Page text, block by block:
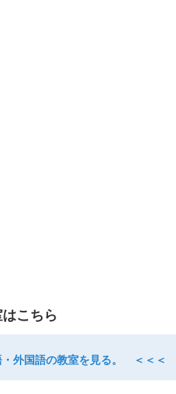
こちら
外国語の教室を見る。 ＜＜＜